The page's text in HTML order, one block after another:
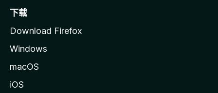
下载
Download Firefox
Windows
macOS
iOS